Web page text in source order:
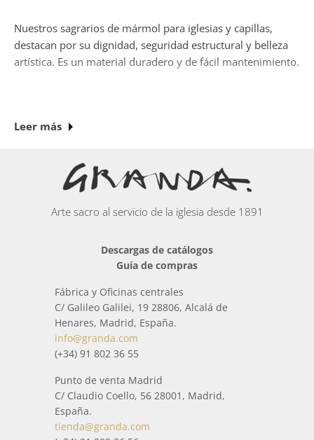
Nuestros sagrarios de mármol para iglesias y capillas,
destacan por su dignidad, seguridad estructural y belleza
artística. Es un material duradero y de fácil mantenimiento.
Leer más
Arte sacro al servicio de la iglesia desde 1891
Descargas de catálogos
Guía de compras
Fábrica y Oficinas centrales
C/ Galileo Galilei, 19 28806, Alcalá de
Henares, Madrid, España.
info@granda.com
(+34) 91 802 36 55
Punto de venta Madrid
C/ Claudio Coello, 56 28001, Madrid,
España.
tienda@granda.com